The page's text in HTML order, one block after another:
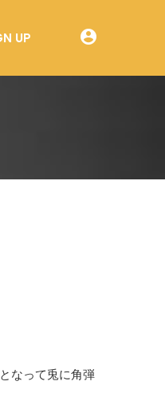
UP account_circle
なって兎に角弾